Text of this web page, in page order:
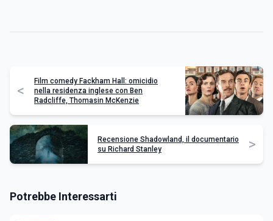
<
Film comedy Fackham Hall: omicidio
nella residenza inglese con Ben
Radcliffe, Thomasin McKenzie
Recensione Shadowland, il documentario
su Richard Stanley
>
Potrebbe Interessarti